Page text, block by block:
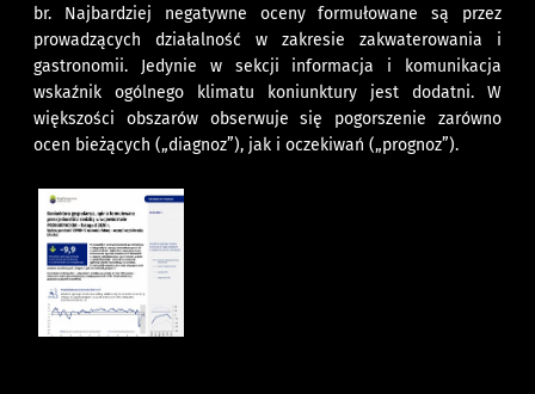
br. Najbardziej negatywne oceny formułowane są przez
prowadzących działalność w zakresie zakwaterowania i
gastronomii. Jedynie w sekcji informacja i komunikacja
wskaźnik ogólnego klimatu koniunktury jest dodatni. W
większości obszarów obserwuje się pogorszenie zarówno
ocen bieżących („diagnoz”), jak i oczekiwań („prognoz”).